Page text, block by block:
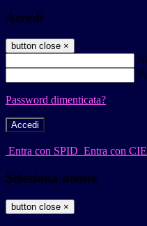
Accedi
button close ×
Password dimenticata?
-
Entra con SPID Entra con CIE
Seleziona utente
button close ×